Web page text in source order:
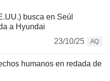
busca en Seúl
a Hyundai
23/10/25
AQ
humanos en redada de